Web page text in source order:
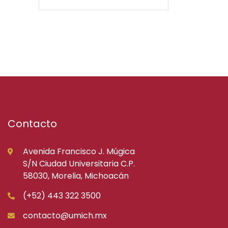
Contacto
Avenida Francisco J. Múgica
S/N Ciudad Universitaria C.P.
58030, Morelia, Michoacán
(+52) 443 322 3500
contacto@umich.mx